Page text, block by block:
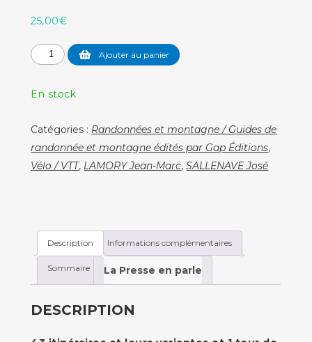
25,00€
quantité
Les
beaux
itinéraires
cyclos
Ajouter au panier
En stock
Catégories : Randonnées et montagne / Guides de
randonnée et montagne édités par Gap Éditions,
Vélo / VTT, LAMORY Jean-Marc,SALLENAVE José
Description Informations complémentaires
Sommaire La Presse en parle
DESCRIPTION